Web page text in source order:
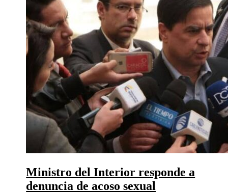
Ministro del Interior responde a
denuncia de acoso sexual